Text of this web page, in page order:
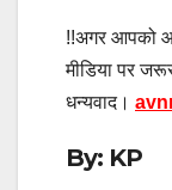
!!अगर आपको
मीडिया पर
धन्यवाद।
By: KP